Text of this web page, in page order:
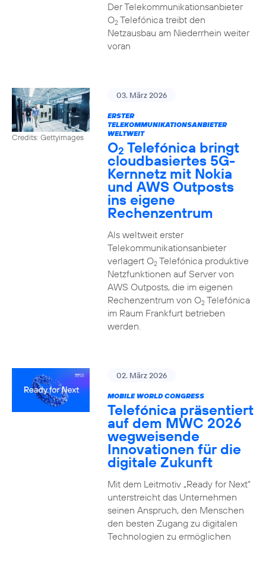
Der Telekommunikationsanbieter
O2Telefónica treibt den
Netzausbau am Niederrhein weiter
voran
Credits: Gettyimages
03. März 2026
ERSTER
TELEKOMMUNIKATIONSANBIETER
WELTWEIT
O2 Telefónica bringt
cloudbasiertes 5G-
Kernnetz mit Nokia
und AWS Outposts
ins eigene
Rechenzentrum
Als weltweit erster
Telekommunikationsanbieter
verlagert O2Telefónica produktive
Netzfunktionen auf Server von
AWS Outposts, die im eigenen
Rechenzentrum von O2Telefónica
im Raum Frankfurt betrieben
werden.
02. März 2026
MOBILE WORLD CONGRESS
Telefónica präsentiert
auf dem MWC 2026
wegweisende
Innovationen für die
digitale Zukunft
Mit dem Leitmotiv „Ready for Next“
unterstreicht das Unternehmen
seinen Anspruch, den Menschen
den besten Zugang zu digitalen
Technologien zu ermöglichen